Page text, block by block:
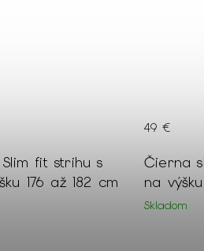
dlhým rukávom
18662
Pánska
19330
49 €